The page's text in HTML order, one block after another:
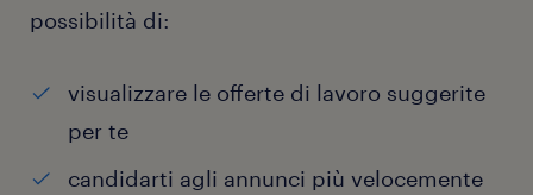
possibilità di:
visualizzare le offerte di lavoro suggerite
per te
candidarti agli annunci più velocemente